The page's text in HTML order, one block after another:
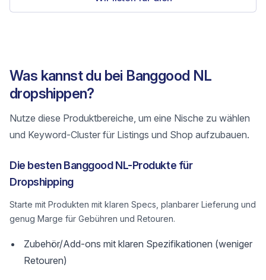
Was kannst du bei Banggood NL
dropshippen?
Nutze diese Produktbereiche, um eine Nische zu wählen
und Keyword-Cluster für Listings und Shop aufzubauen.
Die besten Banggood NL-Produkte für
Dropshipping
Starte mit Produkten mit klaren Specs, planbarer Lieferung und
genug Marge für Gebühren und Retouren.
Zubehör/Add-ons mit klaren Spezifikationen (weniger
Retouren)